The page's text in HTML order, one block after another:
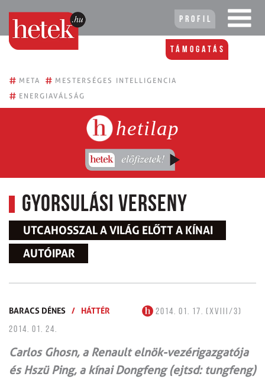
Profil
Támogatás
# META # MESTERSÉGES INTELLIGENCIA
# ENERGIAVÁLSÁG
hetilap
Gyorsulási verseny
UTCAHOSSZAL A VILÁG ELŐTT A KÍNAI
AUTÓIPAR
BARACS DÉNES / HÁTTÉR
2014. 01. 17. (XVIII/3)
2014. 01. 24.
Carlos Ghosn, a Renault elnök-vezérigazgatója
és Hszü Ping, a kínai Dongfeng (ejtsd: tungfeng)